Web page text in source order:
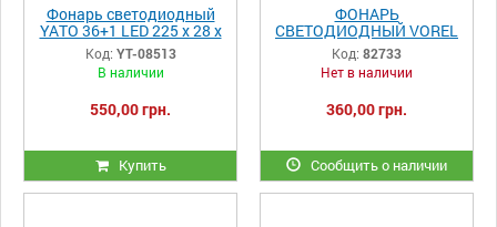
Фонарь светодиодный
YATO 36+1 LED 225 x 28 x
22 мм 4 x ААА
Код: YT-08513
В наличии
550,00 грн.
Купить
ФОНАРЬ
СВЕТОДИОДНЫЙ VOREL
3+1 ВТ 220+70 ЛМ 180 Х
55 Х 30 ММ
Код: 82733
Нет в наличии
360,00 грн.
Сообщить о наличии